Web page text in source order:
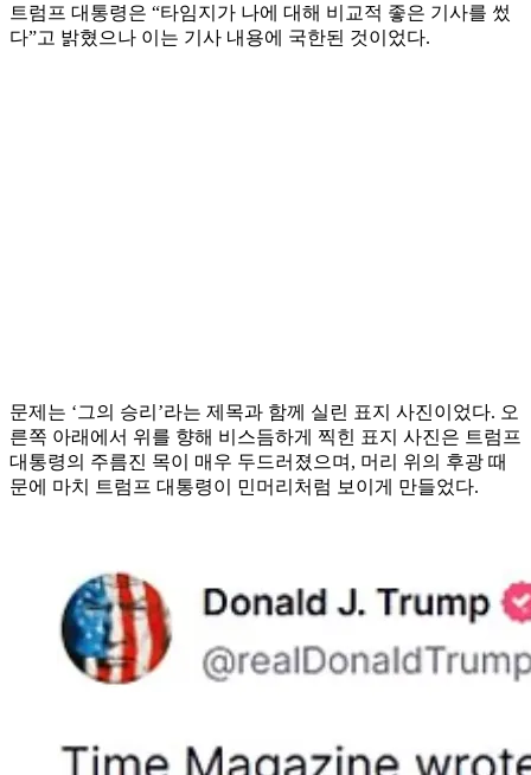
트럼프 대통령은 “타임지가 나에 대해 비교적 좋은 기사를 썼
다”고 밝혔으나 이는 기사 내용에 국한된 것이었다.
문제는 ‘그의 승리’라는 제목과 함께 실린 표지 사진이었다. 오
른쪽 아래에서 위를 향해 비스듬하게 찍힌 표지 사진은 트럼프
대통령의 주름진 목이 매우 두드러졌으며, 머리 위의 후광 때
문에 마치 트럼프 대통령이 민머리처럼 보이게 만들었다.